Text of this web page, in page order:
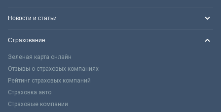
Новости и статьи
Страхование
Зеленая карта онлайн
Отзывы о страховых компаниях
Рейтинг страховых компаний
Страховка авто
Страховые компании